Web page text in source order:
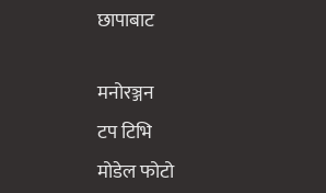
छापाबाट
मनोरञ्जन
टप टिभि
मोडेल फोटो